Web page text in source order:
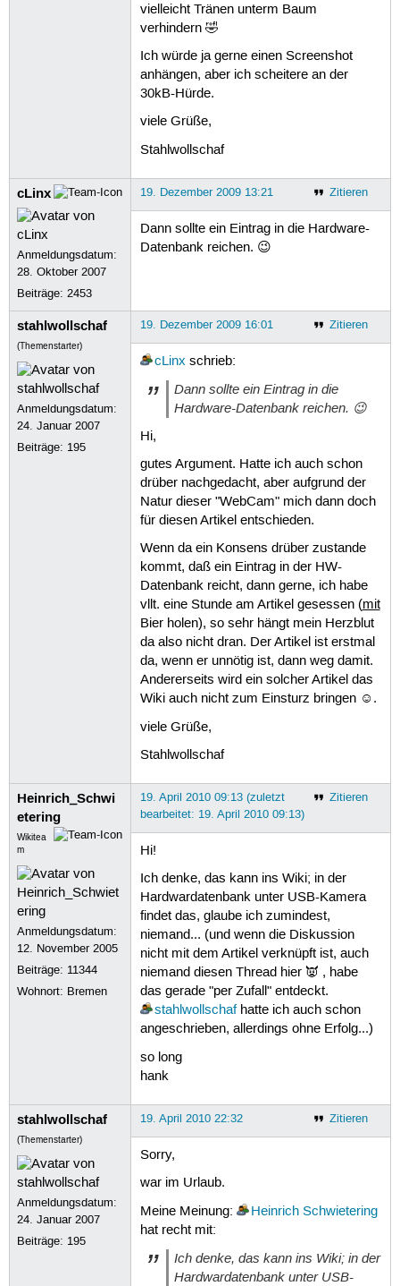
vielleicht Tränen unterm Baum
verhindern 🤣
Ich würde ja gerne einen Screenshot
anhängen, aber ich scheitere an der
30kB-Hürde.
viele Grüße,
Stahlwollschaf
cLinx
Anmeldungsdatum:
28. Oktober 2007
Beiträge:2453
Zitieren
19. Dezember 2009 13:21
Dann sollte ein Eintrag in die Hardware-
Datenbank reichen. 😉
stahlwollschaf
(Themenstarter)
Anmeldungsdatum:
24. Januar 2007
Beiträge: 195
Zitieren
19. Dezember 2009 16:01
cLinx schrieb:
Dann sollte ein Eintrag in die
Hardware-Datenbank reichen. 😉
Hi,
gutes Argument. Hatte ich auch schon
drüber nachgedacht, aber aufgrund der
Natur dieser "WebCam" mich dann doch
für diesen Artikel entschieden.
Wenn da ein Konsens drüber zustande
kommt, daß ein Eintrag in der HW-
Datenbank reicht, dann gerne, ich habe
vllt. eine Stunde am Artikel gesessen (mit
Bier holen), so sehr hängt mein Herzblut
da also nicht dran. Der Artikel ist erstmal
da, wenn er unnötig ist, dann weg damit.
Andererseits wird ein solcher Artikel das
Wiki auch nicht zum Einsturz bringen ☺.
viele Grüße,
Stahlwollschaf
Heinrich_Schwi
etering
Wikitea
m
Anmeldungsdatum:
12. November 2005
Beiträge: 11344
Wohnort: Bremen
Zitieren
19. April 2010 09:13 (zuletzt
bearbeitet: 19. April 2010 09:13)
Hi!
Ich denke, das kann ins Wiki; in der
Hardwardatenbank unter USB-Kamera
findet das, glaube ich zumindest,
niemand... (und wenn die Diskussion
nicht mit dem Artikel verknüpft ist, auch
niemand diesen Thread hier 👿 , habe
das gerade "per Zufall" entdeckt.
stahlwollschafhatte ich auch schon
angeschrieben, allerdings ohne Erfolg...)
so long
hank
stahlwollschaf
(Themenstarter)
Anmeldungsdatum:
24. Januar 2007
Beiträge: 195
Zitieren
19. April 2010 22:32
Sorry,
war im Urlaub.
Meine Meinung:
Heinrich Schwietering
hat recht mit:
Ich denke, das kann ins Wiki; in der
Hardwardatenbank unter USB-